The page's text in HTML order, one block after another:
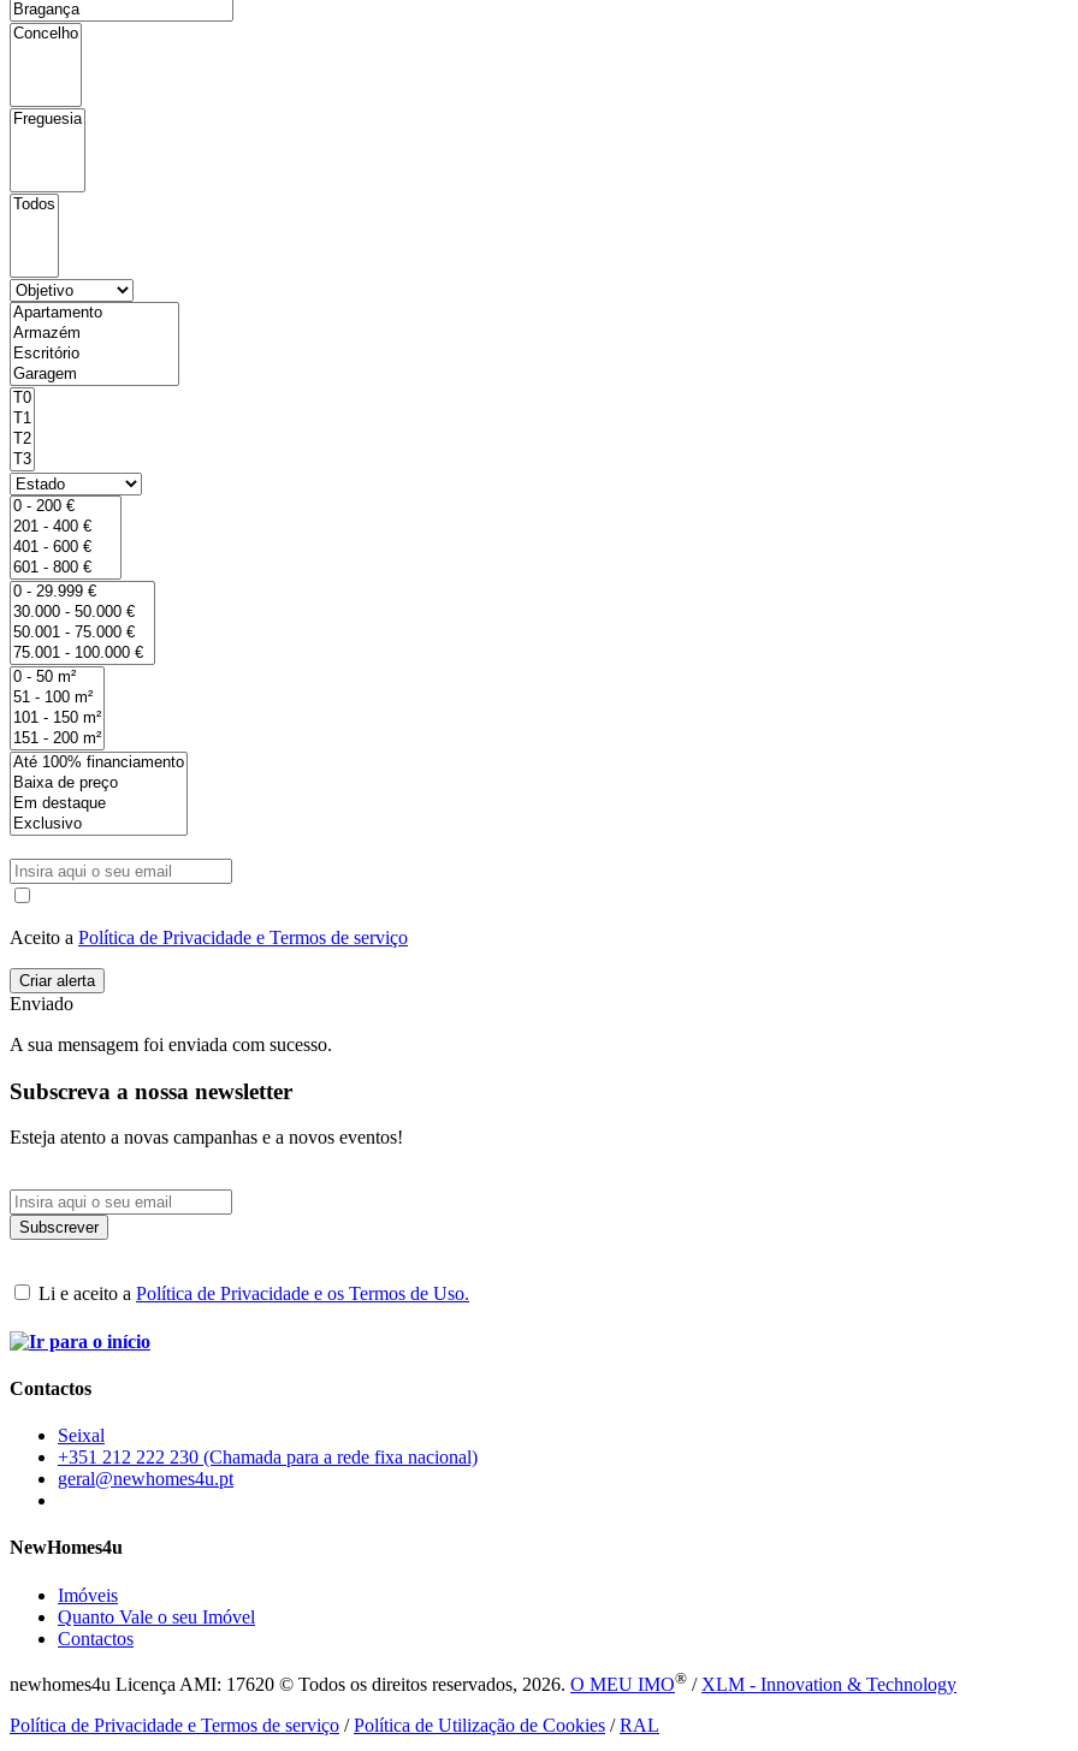
Aceito a Política de Privacidade e Termos de serviço
Enviado
A sua mensagem foi enviada com sucesso.
Subscreva a nossa newsletter
Esteja atento a novas campanhas e a novos eventos!
Li e aceito a Política de Privacidade e os Termos de Uso.
Contactos
Seixal
+351 212 222 230 (Chamada para a rede fixa nacional)
geral@newhomes4u.pt
NewHomes4u
Imóveis
Quanto Vale o seu Imóvel
Contactos
newhomes4u Licença AMI: 17620 © Todos os direitos reservados, 2026. O MEU IMO® / XLM - Innovation & Technology
Política de Privacidade e Termos de serviço /Política de Utilização de Cookies /RAL